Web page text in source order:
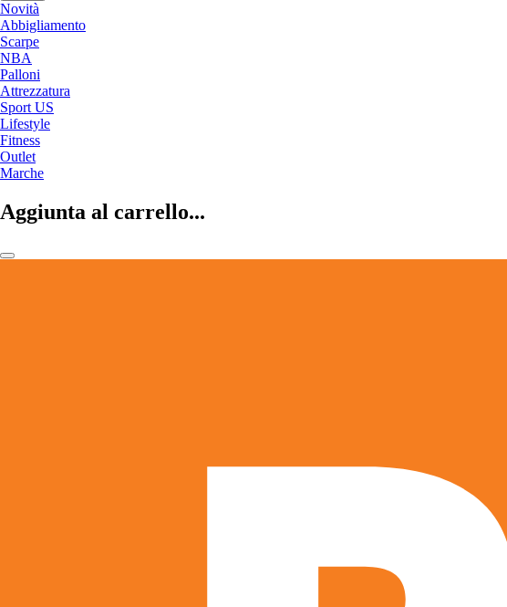
Novità
Abbigliamento
Scarpe
NBA
Palloni
Attrezzatura
Sport US
Lifestyle
Fitness
Outlet
Marche
Aggiunta al carrello...